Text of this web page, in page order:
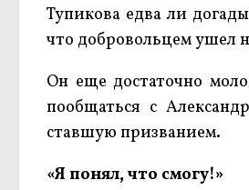
Тупикова едва ли
что добровольцем ушел
Он еще достаточно
пообщаться с
ставшую призванием.
«Я понял, что смогу!»